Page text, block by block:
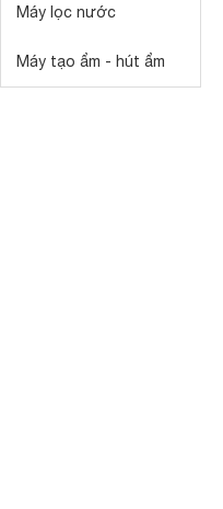
Máy lọc nước
Máy tạo ẩm - hút ẩm